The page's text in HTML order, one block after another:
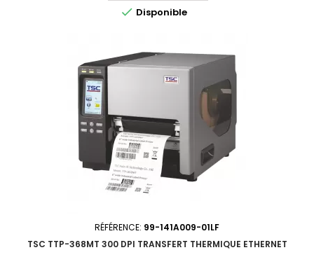
 Disponible
RÉFÉRENCE: 99-141A009-01LF
TSC TTP-368MT 300 DPI TRANSFERT THERMIQUE ETHERNET